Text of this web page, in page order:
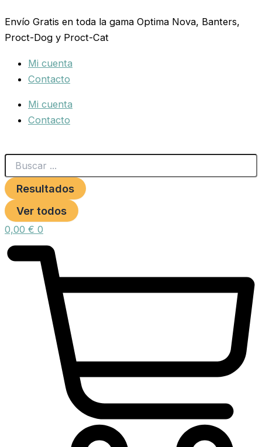
al
contenido
Envío Gratis en toda la gama Optima Nova, Banters,
Proct-Dog y Proct-Cat
Mi cuenta
Contacto
Mi cuenta
Contacto
...
Resultados
Ver todos
0,00 € 0
PLASTICO
SURE
LOCK
cantidad